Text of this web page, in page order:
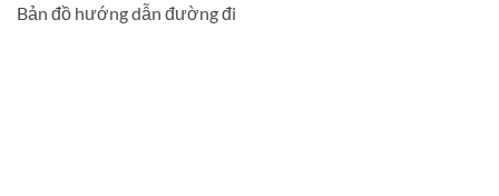
Bản đồ hướng dẫn đường đi